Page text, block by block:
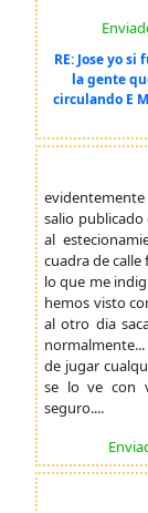
RE: Jose yo
la gente
circulando E
salio
al
cuadra de calle
lo que me
hemos visto
al otro dia
de jugar
se lo ve con
seguro....